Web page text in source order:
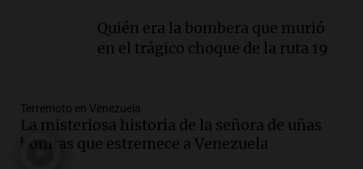
Siniestro vial en Salta: una mujer
fallece tras perder el control de su
Episodios
Audio.Docentes de Jujuy enfrentan
descuentos de hasta 700.000 pesos en
Quién era la bombera que murió
en el trágico choque de la ruta 19
Terremoto en Venezuela
La misteriosa historia de la señora de uñas
bonitas que estremece a Venezuela